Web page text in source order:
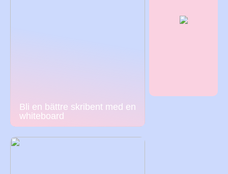
Bli en bättre skribent med en
whiteboard